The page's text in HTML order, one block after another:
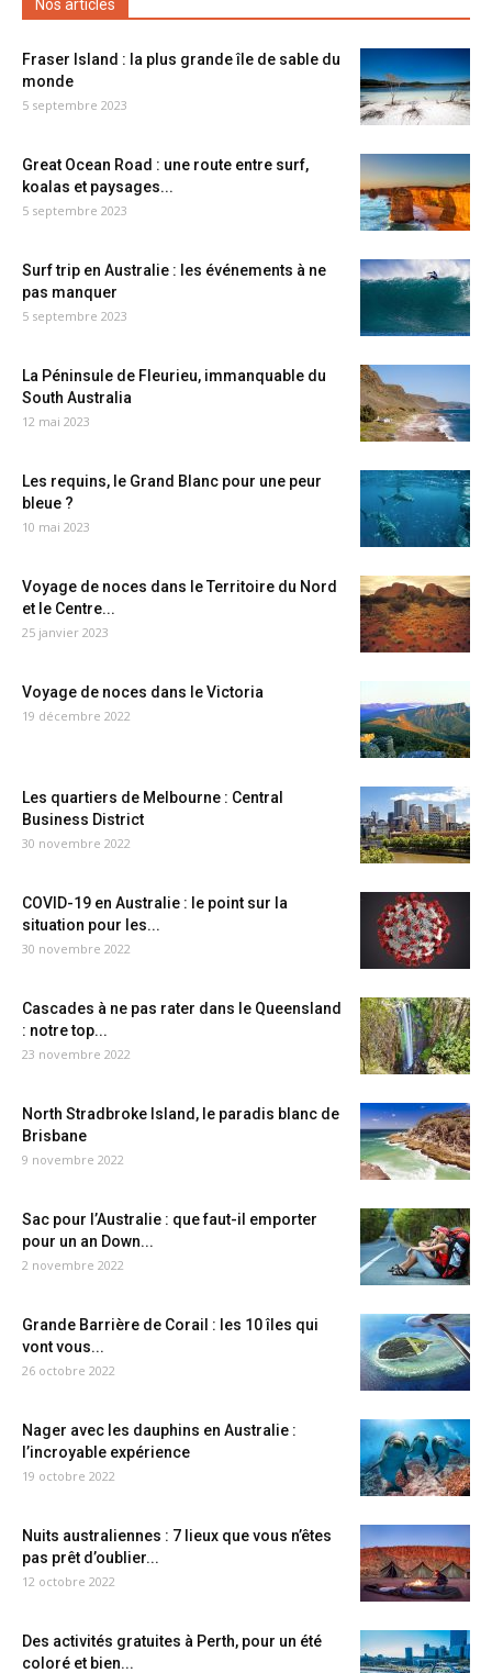
Nos articles
Fraser Island : la plus grande île de sable du
monde
5 septembre 2023
Great Ocean Road : une route entre surf,
koalas et paysages...
5 septembre 2023
Surf trip en Australie : les événements à ne
pas manquer
5 septembre 2023
La Péninsule de Fleurieu, immanquable du
South Australia
12 mai 2023
Les requins, le Grand Blanc pour une peur
bleue ?
10 mai 2023
Voyage de noces dans le Territoire du Nord
et le Centre...
25 janvier 2023
Voyage de noces dans le Victoria
19 décembre 2022
Les quartiers de Melbourne : Central
Business District
30 novembre 2022
COVID-19 en Australie : le point sur la
situation pour les...
30 novembre 2022
Cascades à ne pas rater dans le Queensland
: notre top...
23 novembre 2022
North Stradbroke Island, le paradis blanc de
Brisbane
9 novembre 2022
Sac pour l’Australie : que faut-il emporter
pour un an Down...
2 novembre 2022
Grande Barrière de Corail : les 10 îles qui
vont vous...
26 octobre 2022
Nager avec les dauphins en Australie :
l’incroyable expérience
19 octobre 2022
Nuits australiennes : 7 lieux que vous n’êtes
pas prêt d’oublier...
12 octobre 2022
Des activités gratuites à Perth, pour un été
coloré et bien...